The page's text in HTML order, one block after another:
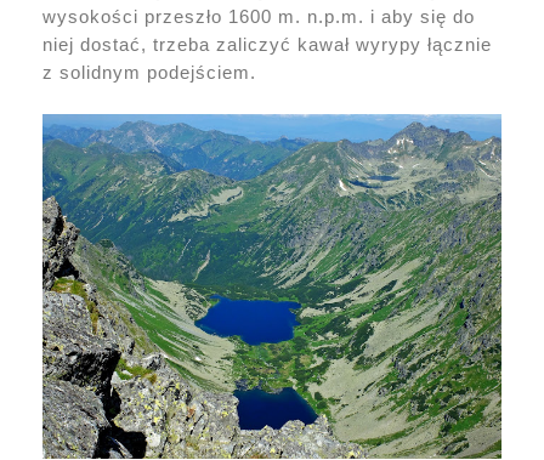
wysokości przeszło 1600 m. n.p.m. i aby się do
niej dostać, trzeba zaliczyć kawał wyrypy łącznie
z solidnym podejściem.